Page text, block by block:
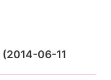
(2014-06-11